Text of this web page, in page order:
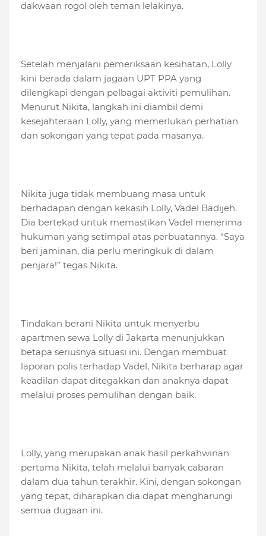
dakwaan rogol oleh teman lelakinya.
Setelah menjalani pemeriksaan kesihatan, Lolly
kini berada dalam jagaan UPT PPA yang
dilengkapi dengan pelbagai aktiviti pemulihan.
Menurut Nikita, langkah ini diambil demi
kesejahteraan Lolly, yang memerlukan perhatian
dan sokongan yang tepat pada masanya.
Nikita juga tidak membuang masa untuk
berhadapan dengan kekasih Lolly, Vadel Badijeh.
Dia bertekad untuk memastikan Vadel menerima
hukuman yang setimpal atas perbuatannya. “Saya
beri jaminan, dia perlu meringkuk di dalam
penjara!” tegas Nikita.
Tindakan berani Nikita untuk menyerbu
apartmen sewa Lolly di Jakarta menunjukkan
betapa seriusnya situasi ini. Dengan membuat
laporan polis terhadap Vadel, Nikita berharap agar
keadilan dapat ditegakkan dan anaknya dapat
melalui proses pemulihan dengan baik.
Lolly, yang merupakan anak hasil perkahwinan
pertama Nikita, telah melalui banyak cabaran
dalam dua tahun terakhir. Kini, dengan sokongan
yang tepat, diharapkan dia dapat mengharungi
semua dugaan ini.